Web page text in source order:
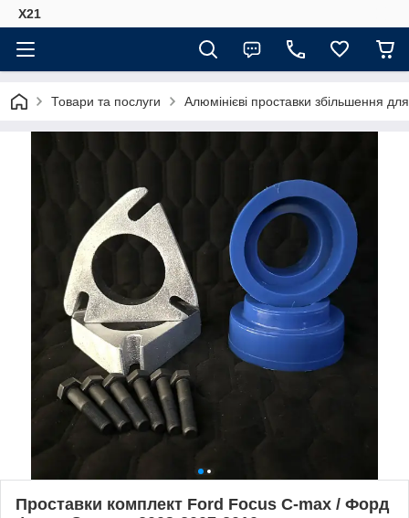
Х21
Товари та послуги Алюмінієві проставки збільшення
Проставки комплект Ford Focus C-max / Форд